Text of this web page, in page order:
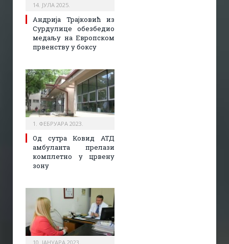
14. ЈУЛА 2025.
Андрија Трајковић из
Сурдулице обезбедио
медаљу на Европском
првенству у боксу
1. ФЕБРУАРА 2023.
Од сутра Ковид АТД
амбуланта прелази
комплетно у црвену
зону
10. ЈАНУАРА 2023.